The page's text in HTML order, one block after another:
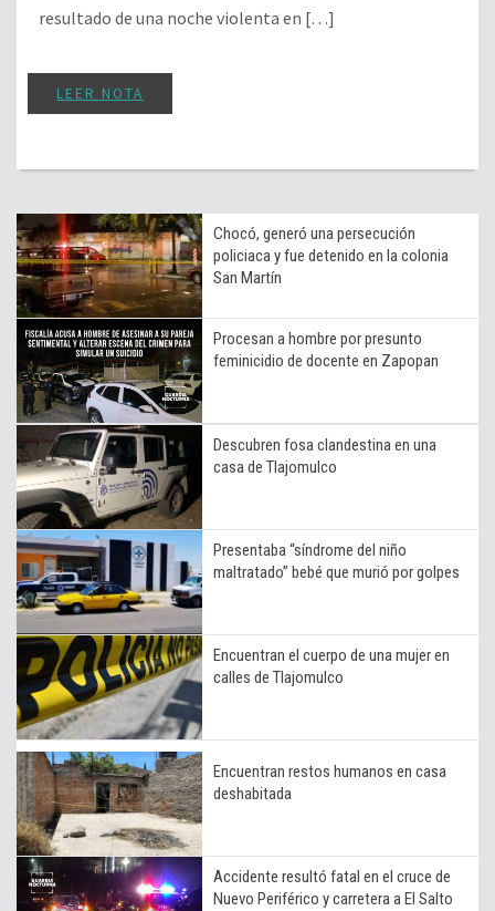
resultado de una noche violenta en […]
LEER NOTA
Chocó, generó una persecución
policiaca y fue detenido en la colonia
San Martín
Procesan a hombre por presunto
feminicidio de docente en Zapopan
Descubren fosa clandestina en una
casa de Tlajomulco
Presentaba “síndrome del niño
maltratado” bebé que murió por golpes
Encuentran el cuerpo de una mujer en
calles de Tlajomulco
Encuentran restos humanos en casa
deshabitada
Accidente resultó fatal en el cruce de
Nuevo Periférico y carretera a El Salto